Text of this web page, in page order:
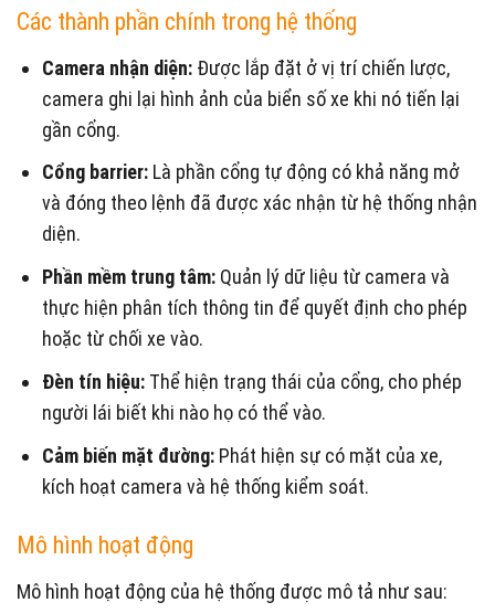
Các thành phần chính trong hệ thống
Camera nhận diện: Được lắp đặt ở vị trí chiến lược,
camera ghi lại hình ảnh của biển số xe khi nó tiến lại
gần cổng.
Cổng barrier: Là phần cổng tự động có khả năng mở
và đóng theo lệnh đã được xác nhận từ hệ thống nhận
diện.
Phần mềm trung tâm: Quản lý dữ liệu từ camera và
thực hiện phân tích thông tin để quyết định cho phép
hoặc từ chối xe vào.
Đèn tín hiệu: Thể hiện trạng thái của cổng, cho phép
người lái biết khi nào họ có thể vào.
Cảm biến mặt đường: Phát hiện sự có mặt của xe,
kích hoạt camera và hệ thống kiểm soát.
Mô hình hoạt động
Mô hình hoạt động của hệ thống được mô tả như sau: